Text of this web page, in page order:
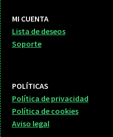
MI CUENTA
Lista de deseos
Soporte
POLÍTICAS
Política de privacidad
Política de cookies
Aviso legal